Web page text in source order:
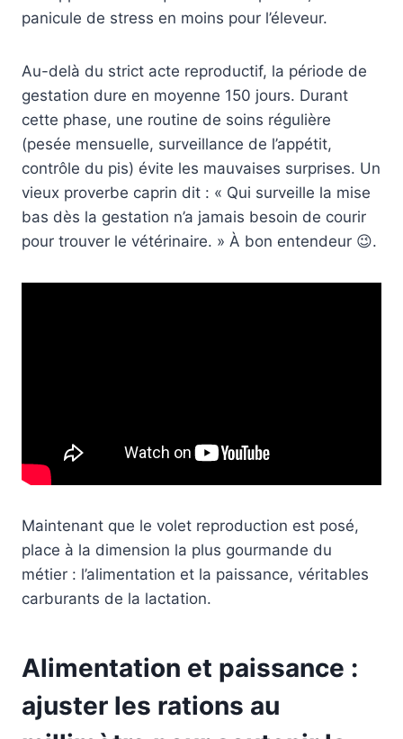
panicule de stress en moins pour l’éleveur.
Au-delà du strict acte reproductif, la période de
gestation dure en moyenne 150 jours. Durant
cette phase, une routine de soins régulière
(pesée mensuelle, surveillance de l’appétit,
contrôle du pis) évite les mauvaises surprises. Un
vieux proverbe caprin dit : « Qui surveille la mise
bas dès la gestation n’a jamais besoin de courir
pour trouver le vétérinaire. » À bon entendeur 😉.
Maintenant que le volet reproduction est posé,
place à la dimension la plus gourmande du
métier : l’alimentation et la paissance, véritables
carburants de la lactation.
Alimentation et paissance :
ajuster les rations au